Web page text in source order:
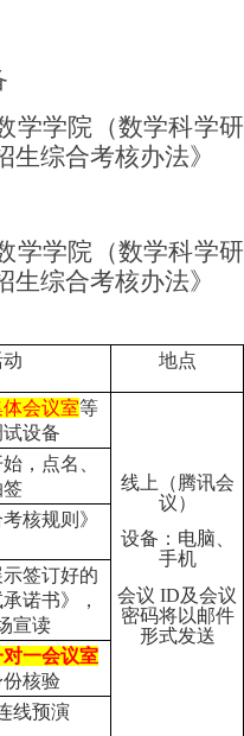
学学院（数学科学研
综合考核办法》
学学院（数学科学研
综合考核办法》
地点
体会议室等
设备
线上（腾讯会
议）
设备：电脑、
手机
会议 ID及会议
密码将以邮件
形式发送
，点名、
核规则》
签订好的
诺书》，
宣读
对一会议室
核验
线预演